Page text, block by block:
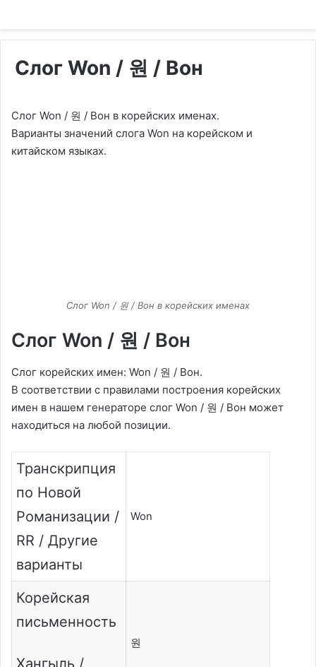
Слог Won / 원 / Вон
Слог Won / 원 / Вон в корейских именах.
Варианты значений слога Won на корейском и
китайском языках.
Слог Won / 원 / Вон в корейских именах
Слог Won / 원 / Вон
Слог корейских имен: Won / 원 / Вон.
В соответствии с правилами построения корейских
имен в нашем генераторе слог Won / 원 / Вон может
находиться на любой позиции.
Транскрипция
по Новой
Романизации /
RR / Другие
варианты
Won
Корейская
письменность
Хангыль /
원